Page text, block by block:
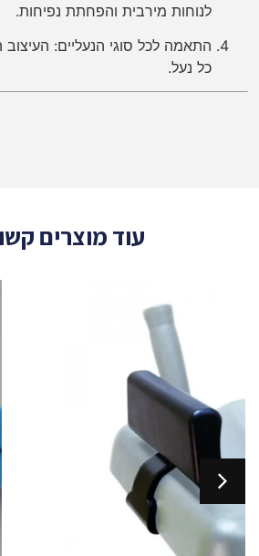
לנוחות מירבית והפחתת נפיחות.
התאמה לכל סוגי הנעליים:
כל נעל.
עוד מוצרים